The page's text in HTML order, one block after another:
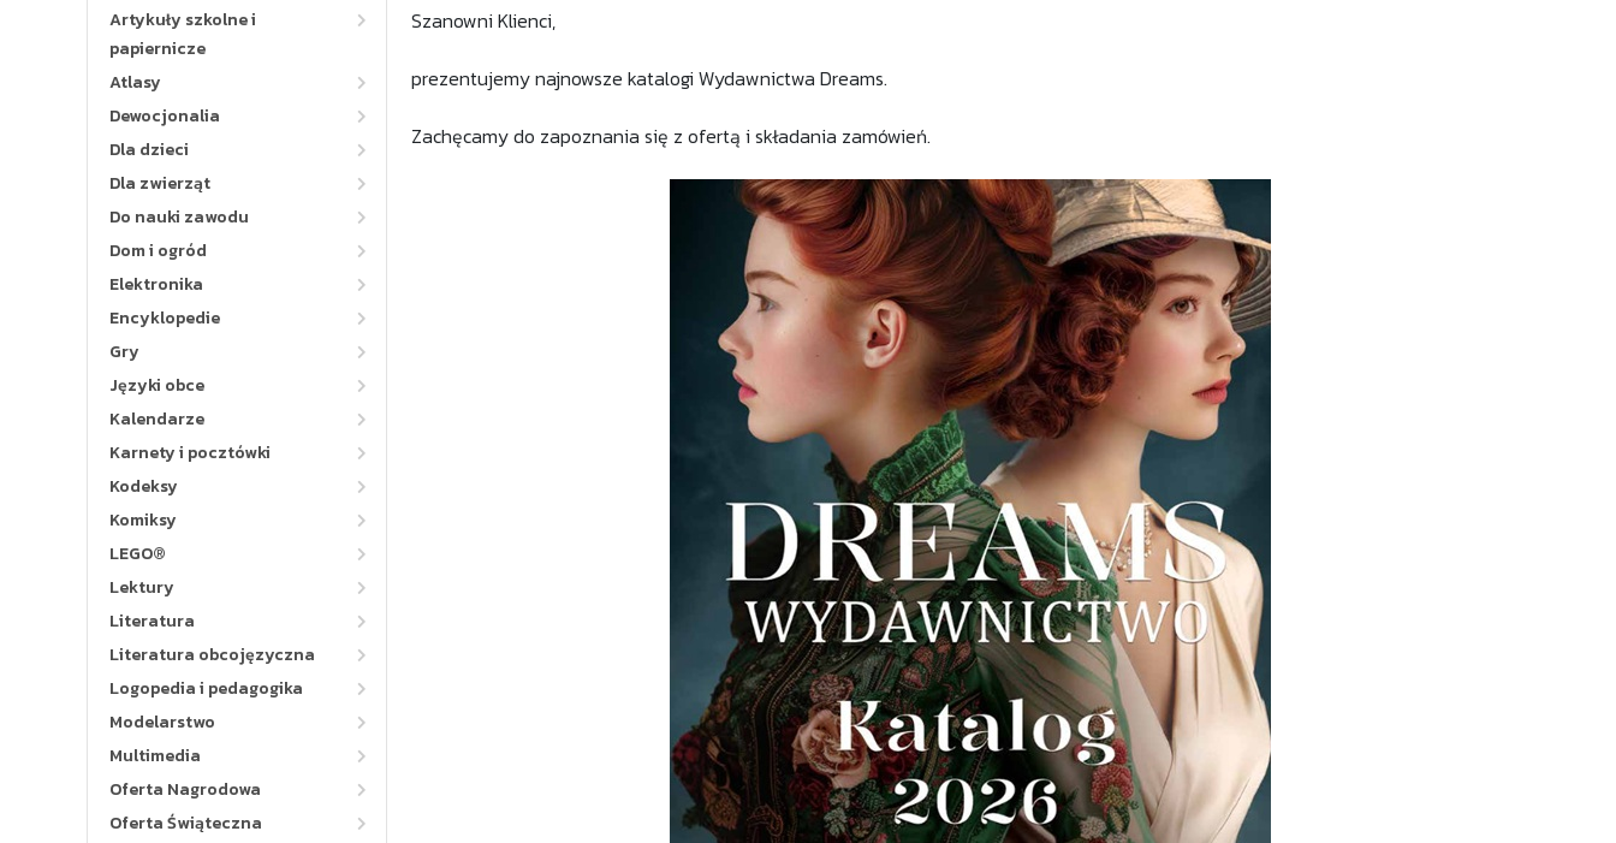
Artykuły szkolne i
papiernicze
Atlasy
Dewocjonalia
Dla dzieci
Dla zwierząt
Do nauki zawodu
Dom i ogród
Elektronika
Encyklopedie
Gry
Języki obce
Kalendarze
Karnety i pocztówki
Kodeksy
Komiksy
LEGO®
Lektury
Literatura
Literatura obcojęzyczna
Logopedia i pedagogika
Modelarstwo
Multimedia
Oferta Nagrodowa
Oferta Świąteczna
Szanowni Klienci,
prezentujemy najnowsze katalogi Wydawnictwa Dreams.
Zachęcamy do zapoznania się z ofertą i składania zamówień.